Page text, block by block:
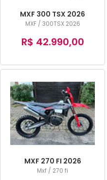
MXF 300 TSX 2026
MXF / 300TSX 2026
R$ 42.990,00
MXF 270 FI 2026
Mxf / 270 fi